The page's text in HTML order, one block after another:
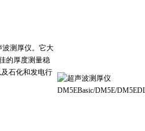
波测厚仪。它大
的厚度测量稳
石化和发电行